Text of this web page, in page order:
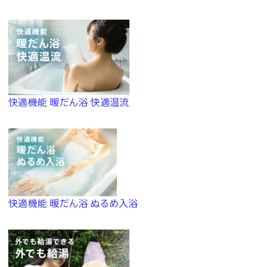
快適機能 暖だん浴 快適温流
快適機能 暖だん浴 ぬるめ入浴